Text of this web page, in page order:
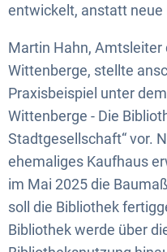
entwickelt, anstatt neue
Martin Hahn,
Wittenberge, stellte
Praxisbeispiel unter
Wittenberge - Die
Stadtgesellschaft“ vor.
ehemaliges Kaufhaus
im Mai 2025 die
soll die Bibliothek
Bibliothek werde über